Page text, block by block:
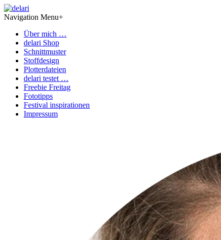
Navigation Menu+
Über mich …
delari Shop
Schnittmuster
Stoffdesign
Plotterdateien
delari testet …
Freebie Freitag
Fototipps
Festival inspirationen
Impressum